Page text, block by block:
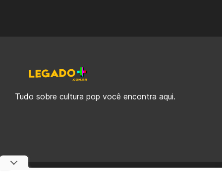
Tudo sobre cultura pop você encontra aqui.